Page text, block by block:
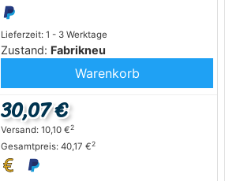
Lieferzeit: 1 - 3 Werktage
Zustand: Fabrikneu
Warenkorb
30,07 €
Versand: 10,10 €2
Gesamtpreis: 40,17 €2